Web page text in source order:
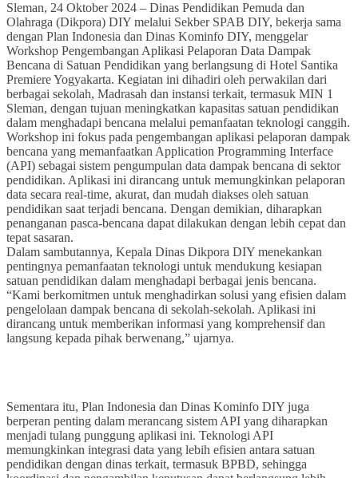
Sleman, 24 Oktober 2024 – Dinas Pendidikan Pemuda dan
Olahraga (Dikpora) DIY melalui Sekber SPAB DIY, bekerja sama
dengan Plan Indonesia dan Dinas Kominfo DIY, menggelar
Workshop Pengembangan Aplikasi Pelaporan Data Dampak
Bencana di Satuan Pendidikan yang berlangsung di Hotel Santika
Premiere Yogyakarta. Kegiatan ini dihadiri oleh perwakilan dari
berbagai sekolah, Madrasah dan instansi terkait, termasuk MIN 1
Sleman, dengan tujuan meningkatkan kapasitas satuan pendidikan
dalam menghadapi bencana melalui pemanfaatan teknologi canggih.
Workshop ini fokus pada pengembangan aplikasi pelaporan dampak
bencana yang memanfaatkan Application Programming Interface
(API) sebagai sistem pengumpulan data dampak bencana di sektor
pendidikan. Aplikasi ini dirancang untuk memungkinkan pelaporan
data secara real-time, akurat, dan mudah diakses oleh satuan
pendidikan saat terjadi bencana. Dengan demikian, diharapkan
penanganan pasca-bencana dapat dilakukan dengan lebih cepat dan
tepat sasaran.
Dalam sambutannya, Kepala Dinas Dikpora DIY menekankan
pentingnya pemanfaatan teknologi untuk mendukung kesiapan
satuan pendidikan dalam menghadapi berbagai jenis bencana.
“Kami berkomitmen untuk menghadirkan solusi yang efisien dalam
pengelolaan dampak bencana di sekolah-sekolah. Aplikasi ini
dirancang untuk memberikan informasi yang komprehensif dan
langsung kepada pihak berwenang,” ujarnya.
Sementara itu, Plan Indonesia dan Dinas Kominfo DIY juga
berperan penting dalam merancang sistem API yang diharapkan
menjadi tulang punggung aplikasi ini. Teknologi API
memungkinkan integrasi data yang lebih efisien antara satuan
pendidikan dengan dinas terkait, termasuk BPBD, sehingga